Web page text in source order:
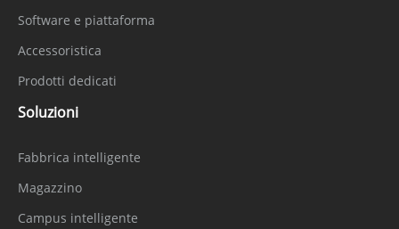
Software e piattaforma
Accessoristica
Prodotti dedicati
Soluzioni
Fabbrica intelligente
Magazzino
Campus intelligente